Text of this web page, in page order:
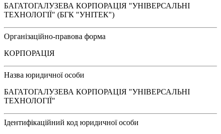
БАГАТОГАЛУЗЕВА КОРПОРАЦІЯ "УНІВЕРСАЛЬНІ
ТЕХНОЛОГІЇ" (БГК "УНІТЕК")
Організаційно-правова форма
КОРПОРАЦІЯ
Назва юридичної особи
БАГАТОГАЛУЗЕВА КОРПОРАЦІЯ "УНІВЕРСАЛЬНІ
ТЕХНОЛОГІЇ"
Ідентифікаційний код юридичної особи